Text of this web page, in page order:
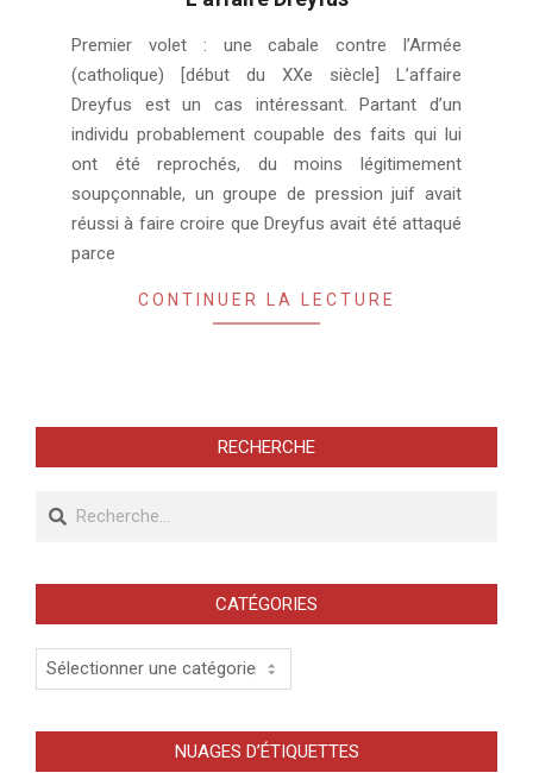
11-
28
Premier volet : une cabale contre l’Armée
(catholique) [début du XXe siècle] L’affaire
Dreyfus est un cas intéressant. Partant d’un
individu probablement coupable des faits qui lui
ont été reprochés, du moins légitimement
soupçonnable, un groupe de pression juif avait
réussi à faire croire que Dreyfus avait été attaqué
parce
CONTINUER LA LECTURE
RECHERCHE
Recherche
CATÉGORIES
Catégories
NUAGES D’ÉTIQUETTES